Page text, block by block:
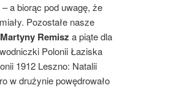
a biorąc pod uwagę, że
Pozostałe nasze
Martyny Remisz a piąte dla
Polonii Łaziska
1912 Leszno: Natalii
w drużynie powędrowało